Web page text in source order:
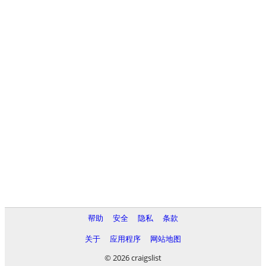
帮助 安全 隐私
条款
关于
应用程序
网站地图
© 2026 craigslist